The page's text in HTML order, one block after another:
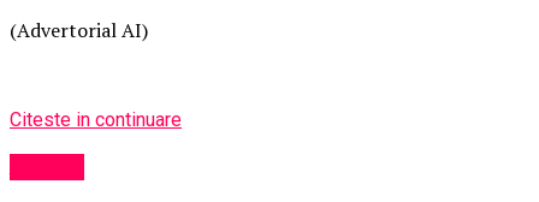
(Advertorial AI)
Citeste in continuare